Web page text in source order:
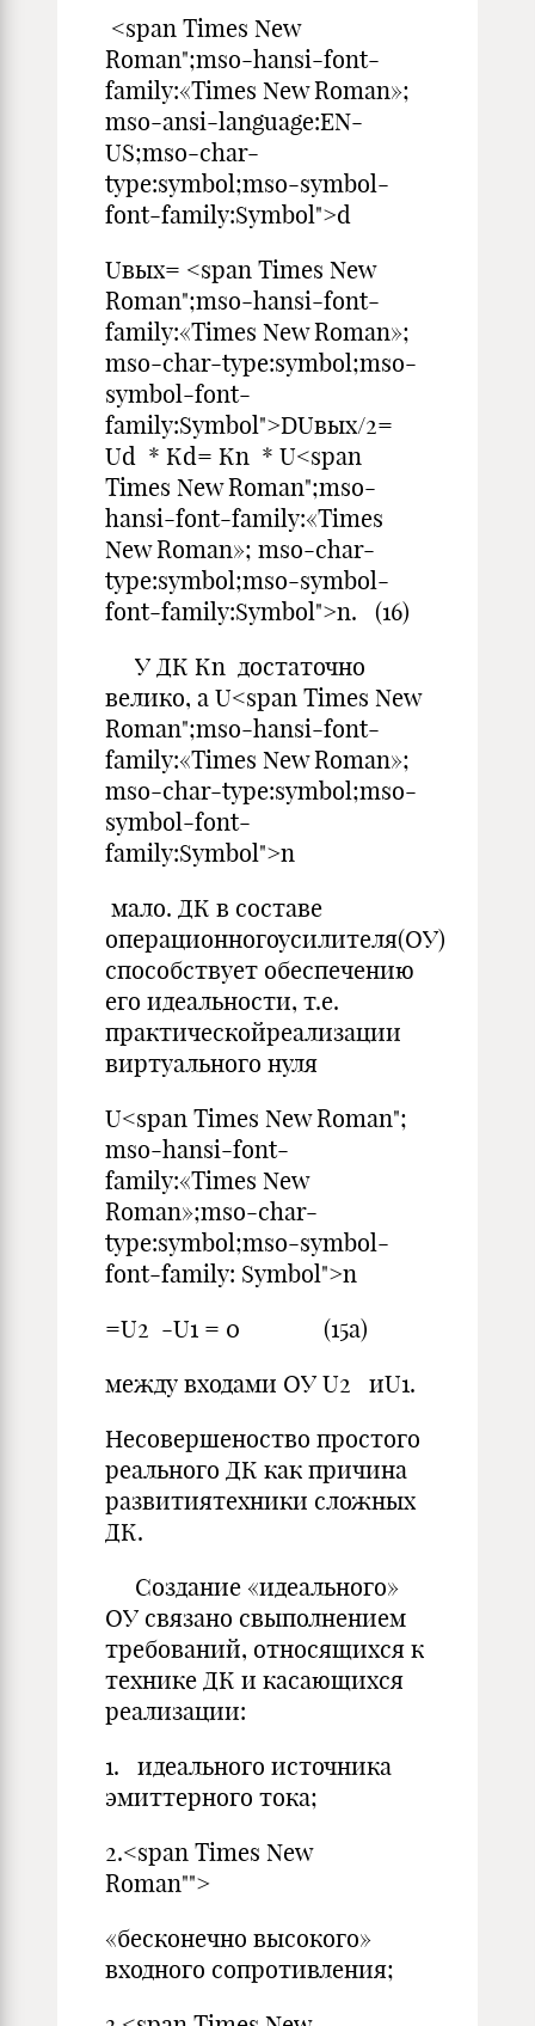
<span Times New
Roman";mso-hansi-font-
family:«Times New Roman»;
mso-ansi-language:EN-
US;mso-char-
type:symbol;mso-symbol-
font-family:Symbol">d
Uвых= <span Times New
Roman";mso-hansi-font-
family:«Times New Roman»;
mso-char-type:symbol;mso-
symbol-font-
family:Symbol">DUвых/2=
Ud * Кd= Кn * U<span
Times New Roman";mso-
hansi-font-family:«Times
New Roman»; mso-char-
type:symbol;mso-symbol-
font-family:Symbol">n. (16)
У ДК Кn достаточно
велико, а U<span Times New
Roman";mso-hansi-font-
family:«Times New Roman»;
mso-char-type:symbol;mso-
symbol-font-
family:Symbol">n
мало. ДК в составе
операционногоусилителя(ОУ)
способствует обеспечению
его идеальности, т.е.
практическойреализации
виртуального нуля
U<span Times New Roman";
mso-hansi-font-
family:«Times New
Roman»;mso-char-
type:symbol;mso-symbol-
font-family: Symbol">n
=U2 -U1 = 0 (15а)
между входами ОУ U2 иU1.
Несовершеноство простого
реального ДК как причина
развитиятехники сложных
ДК.
Создание «идеального»
ОУ связано свыполнением
требований, относящихся к
технике ДК и касающихся
реализации:
1. идеального источника
эмиттерного тока;
2.<span Times New
Roman"">
«бесконечно высокого»
входного сопротивления;